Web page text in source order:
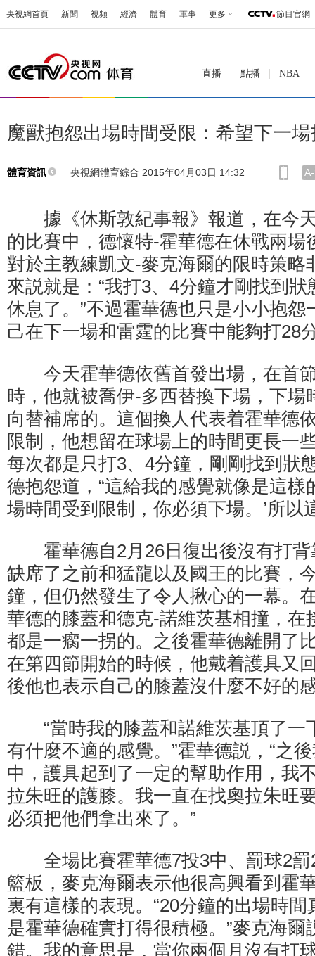
央視網首頁 新聞 視頻 經濟 體育 軍事 更多 節目官網
直播 點播 NBA
魔獸抱怨出場時間受限：希望下一
體育資訊 央視網體育綜合 2015年04月03日 14:32 A-
據《休斯敦紀事報》報道，在今
的比賽中，德懷特-霍華德在休戰兩場
對於主教練凱文-麥克海爾的限時策略
來説就是：“我打3、4分鐘才剛找到
休息了。”不過霍華德也只是小小抱怨
己在下一場和雷霆的比賽中能夠打28
今天霍華德依舊首發出場，在首
時，他就被喬伊-多西替換下場，下場
向替補席的。這個換人代表着霍華德
限制，他想留在球場上的時間更長一
每次都是只打3、4分鐘，剛剛找到狀
德抱怨道，“這給我的感覺就像是這樣
場時間受到限制，你必須下場。’所以
霍華德自2月26日復出後沒有打背
缺席了之前和猛龍以及國王的比賽，
鐘，但仍然發生了令人揪心的一幕。
華德的膝蓋和德克-諾維茨基相撞，在
都是一瘸一拐的。之後霍華德離開了
在第四節開始的時候，他戴着護具又
後他也表示自己的膝蓋沒什麼不好的
“當時我的膝蓋和諾維茨基頂了一
有什麼不適的感覺。”霍華德説，“之
中，護具起到了一定的幫助作用，我
拉朱旺的護膝。我一直在找奧拉朱旺
必須把他們拿出來了。”
全場比賽霍華德7投3中、罰球2罰
籃板，麥克海爾表示他很高興看到霍
裏有這樣的表現。“20分鐘的出場時
是霍華德確實打得很積極。”麥克海爾
錯。我的意思是，當你兩個月沒有打